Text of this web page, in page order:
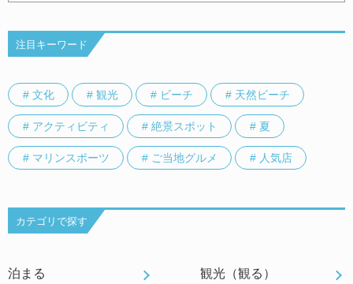
注目キーワード
# 文化 # 観光 # ビーチ # 天然ビーチ
# アクティビティ # 絶景スポット # 夏
# マリンスポーツ # ご当地グルメ # 人気店
カテゴリで探す
泊まる 観光（観る）